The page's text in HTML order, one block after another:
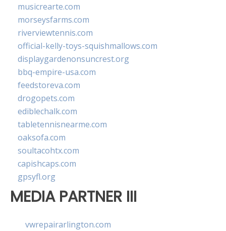
musicrearte.com
morseysfarms.com
riverviewtennis.com
official-kelly-toys-squishmallows.com
displaygardenonsuncrest.org
bbq-empire-usa.com
feedstoreva.com
drogopets.com
ediblechalk.com
tabletennisnearme.com
oaksofa.com
soultacohtx.com
capishcaps.com
gpsyfl.org
MEDIA PARTNER III
vwrepairarlington.com